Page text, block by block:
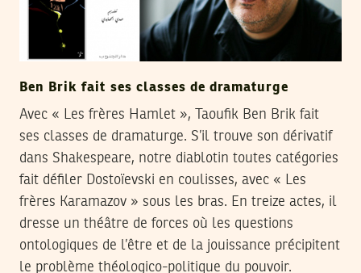
Ben Brik fait ses classes de dramaturge
Avec « Les frères Hamlet », Taoufik Ben Brik fait
ses classes de dramaturge. S’il trouve son dérivatif
dans Shakespeare, notre diablotin toutes catégories
fait défiler Dostoïevski en coulisses, avec « Les
frères Karamazov » sous les bras. En treize actes, il
dresse un théâtre de forces où les questions
ontologiques de l’être et de la jouissance précipitent
le problème théologico-politique du pouvoir.